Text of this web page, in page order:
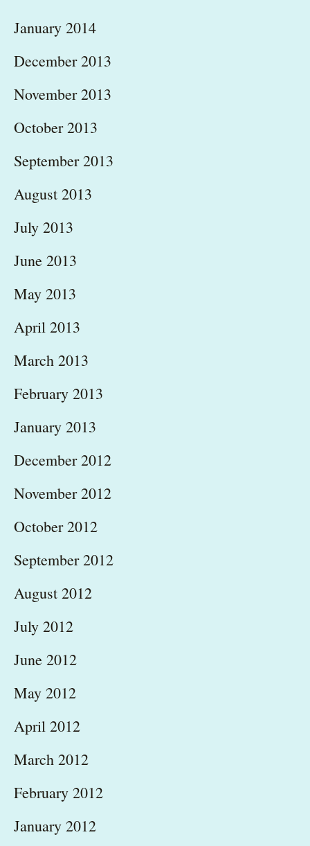
January 2014
December 2013
November 2013
October 2013
September 2013
August 2013
July 2013
June 2013
May 2013
April 2013
March 2013
February 2013
January 2013
December 2012
November 2012
October 2012
September 2012
August 2012
July 2012
June 2012
May 2012
April 2012
March 2012
February 2012
January 2012